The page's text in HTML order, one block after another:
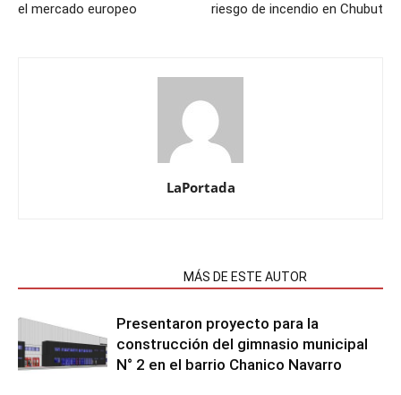
el mercado europeo
riesgo de incendio en Chubut
LaPortada
MÁS DE ESTE AUTOR
Presentaron proyecto para la
construcción del gimnasio municipal
N° 2 en el barrio Chanico Navarro